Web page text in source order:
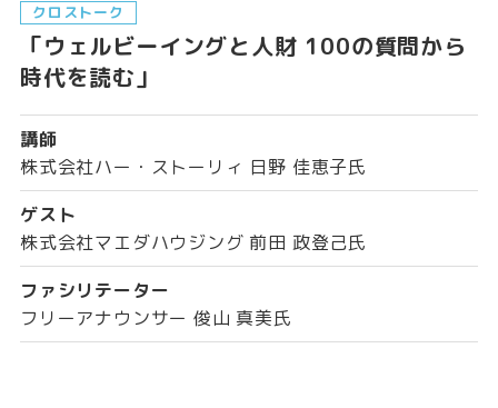
クロストーク
「ウェルビーイングと人財 100の質問から
時代を読む」
講師
株式会社ハー・ストーリィ 日野 佳恵子氏
ゲスト
株式会社マエダハウジング 前田 政登己氏
ファシリテーター
フリーアナウンサー 俊山 真美氏